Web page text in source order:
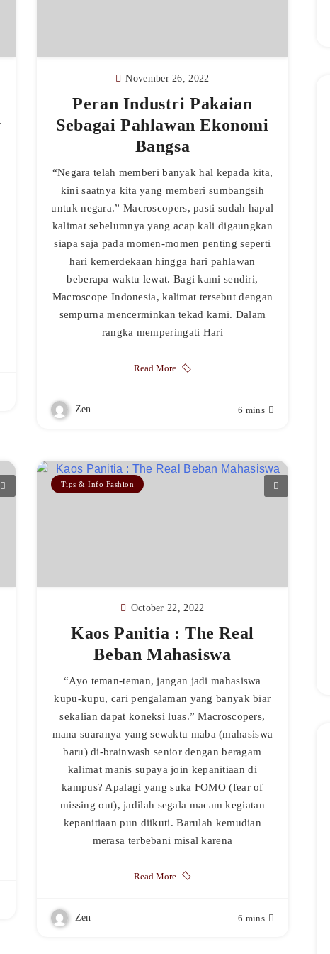
November 26, 2022
Peran Industri Pakaian
Sebagai Pahlawan Ekonomi
Bangsa
“Negara telah memberi banyak hal kepada kita,
kini saatnya kita yang memberi sumbangsih
untuk negara.” Macroscopers, pasti sudah hapal
kalimat sebelumnya yang acap kali digaungkan
siapa saja pada momen-momen penting seperti
hari kemerdekaan hingga hari pahlawan
beberapa waktu lewat. Bagi kami sendiri,
Macroscope Indonesia, kalimat tersebut dengan
sempurna mencerminkan tekad kami. Dalam
rangka memperingati Hari
Read More
Zen 6 mins
Tips & Info Fashion
October 22, 2022
Kaos Panitia : The Real
Beban Mahasiswa
“Ayo teman-teman, jangan jadi mahasiswa
kupu-kupu, cari pengalaman yang banyak biar
sekalian dapat koneksi luas.” Macroscopers,
mana suaranya yang sewaktu maba (mahasiswa
baru) di-brainwash senior dengan beragam
kalimat manis supaya join kepanitiaan di
kampus? Apalagi yang suka FOMO (fear of
missing out), jadilah segala macam kegiatan
kepanitiaan pun diikuti. Barulah kemudian
merasa terbebani misal karena
Read More
Zen 6 mins